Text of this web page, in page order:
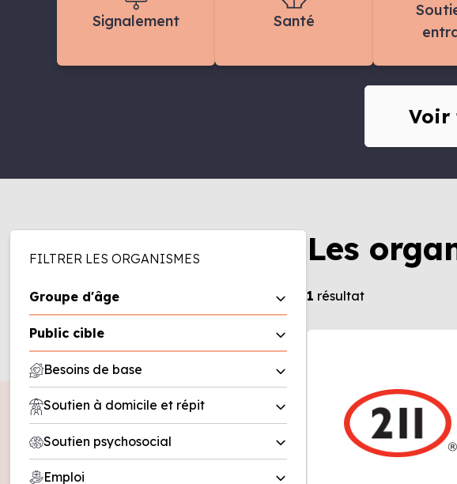
Signalement Santé
Voir
FILTRER LES ORGANISMES
Groupe d'âge
0 à 5 ans
6 à 11 ans
12 à 17 ans
18 à 50 ans
Public cible
Homme
Femme
Famille
Entreprise
Organisme
Besoins de base
Aide alimentaire
Friperie
Recherche de logement/office
municipal d’habitation (OMH)
Soutien à domicile et répit
Répit
Soutien à domicile
Soutien psychosocial
Deuil
Emploi
Les
1 résultat